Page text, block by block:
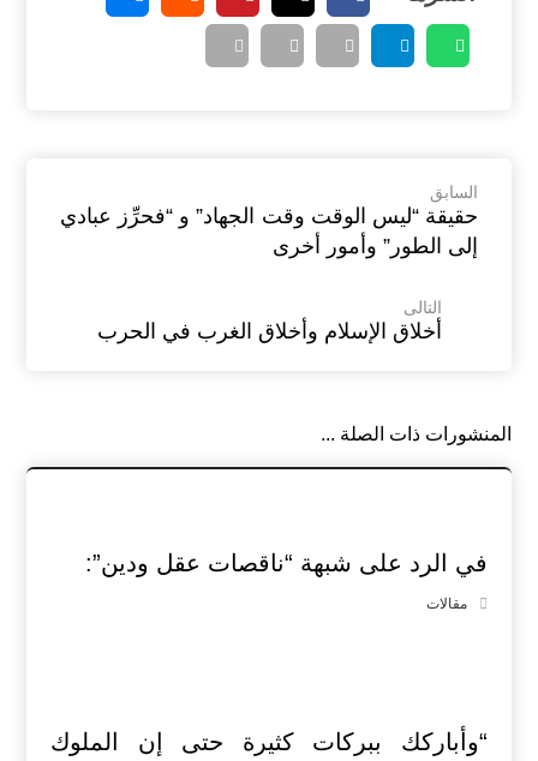
السابق
حقيقة “ليس الوقت وقت الجهاد” و “فحرِّز عبادي
إلى الطور” وأمور أخرى
التالى
أخلاق الإسلام وأخلاق الغرب في الحرب
المنشورات ذات الصلة ...
في الرد على شبهة “ناقصات عقل ودين”:
مقالات
“وأباركك ببركات كثيرة حتى إن الملوك